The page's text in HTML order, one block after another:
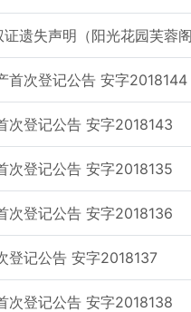
遗失声明（阳光花园芙蓉阁
首次登记公告 安字2018144
次登记公告 安字2018143
次登记公告 安字2018135
次登记公告 安字2018136
登记公告 安字2018137
次登记公告 安字2018138